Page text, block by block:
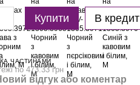
Купити В кредит
ЧАСТИНАМИ
по 473.33 грн
відгук або коментар